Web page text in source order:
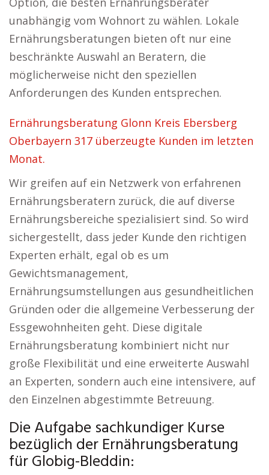
unabhängig vom Wohnort zu wählen. Lokale
Ernährungsberatungen bieten oft nur eine
beschränkte Auswahl an Beratern, die
möglicherweise nicht den speziellen
Anforderungen des Kunden entsprechen.
Ernährungsberatung Glonn Kreis Ebersberg
Oberbayern 317 überzeugte Kunden im letzten
Monat.
Wir greifen auf ein Netzwerk von erfahrenen
Ernährungsberatern zurück, die auf diverse
Ernährungsbereiche spezialisiert sind. So wird
sichergestellt, dass jeder Kunde den richtigen
Experten erhält, egal ob es um
Gewichtsmanagement,
Ernährungsumstellungen aus gesundheitlichen
Gründen oder die allgemeine Verbesserung der
Essgewohnheiten geht. Diese digitale
Ernährungsberatung kombiniert nicht nur
große Flexibilität und eine erweiterte Auswahl
an Experten, sondern auch eine intensivere, auf
den Einzelnen abgestimmte Betreuung.
Die Aufgabe sachkundiger Kurse
bezüglich der Ernährungsberatung
für Globig-Bleddin: